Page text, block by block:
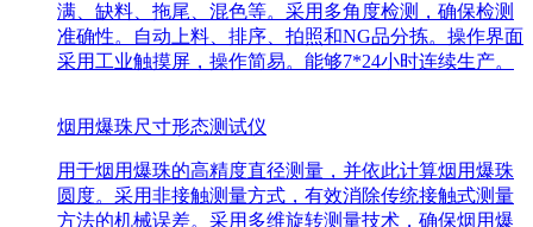
满、缺料、拖尾、混色等。采用多角度检测，确保检测
准确性。自动上料、排序、拍照和NG品分拣。操作界面
采用工业触摸屏，操作简易。能够7*24小时连续生产。
烟用爆珠尺寸形态测试仪
用于烟用爆珠的高精度直径测量，并依此计算烟用爆珠
圆度。采用非接触测量方式，有效消除传统接触式测量
方法的机械误差。采用多维旋转测量技术，确保烟用爆